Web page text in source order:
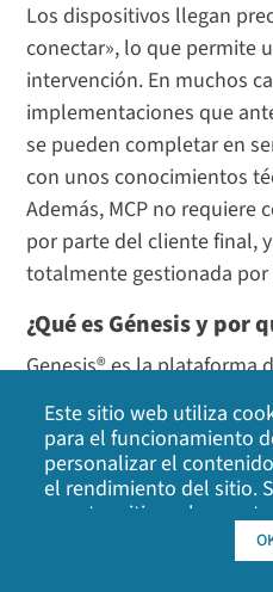
Los dispositivos llegan
conectar», lo que permite
intervención. En muchos
implementaciones que
se pueden completar en
con unos conocimientos
Además, MCP no requiere
por parte del cliente final,
totalmente gestionada por
¿Qué es Génesis y por
Genesis® es la plataforma
operaciones
Proporciona a los socios
tiempo real del estado de
conectividad y el uso de
una interfaz intuitiva
convierte eficazmente
Este sitio web utiliza
para el funcionamiento
personalizar el
el rendimiento del sitio.
nuestro sitio web,
cookies. Haga clic en
política